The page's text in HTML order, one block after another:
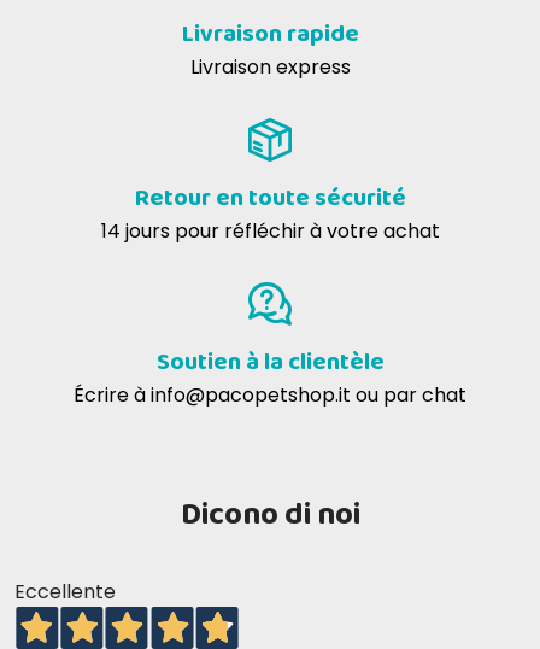
Livraison rapide
Livraison express
Retour en toute sécurité
14 jours pour réfléchir à votre achat
Soutien à la clientèle
Écrire àinfo@pacopetshop.it ou par chat
Dicono di noi
Eccellente